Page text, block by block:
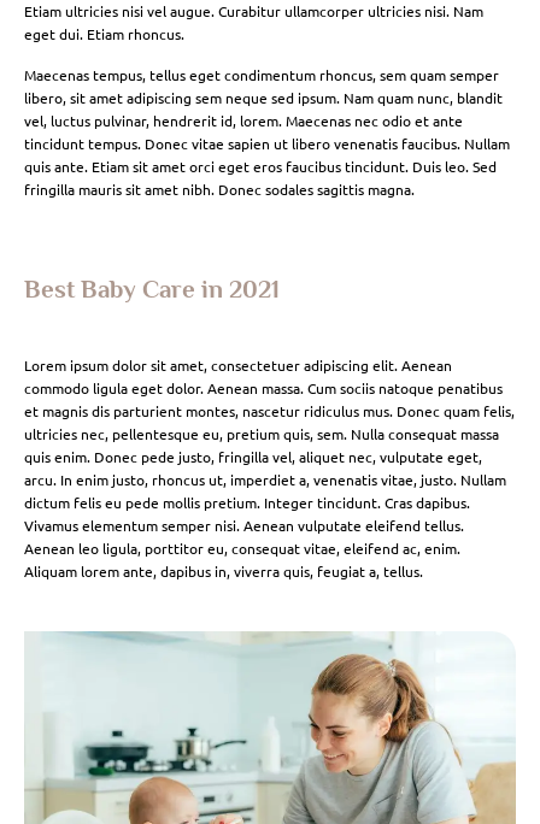
Etiam ultricies nisi vel augue. Curabitur ullamcorper ultricies nisi. Nam
eget dui. Etiam rhoncus.
Maecenas tempus, tellus eget condimentum rhoncus, sem quam semper
libero, sit amet adipiscing sem neque sed ipsum. Nam quam nunc, blandit
vel, luctus pulvinar, hendrerit id, lorem. Maecenas nec odio et ante
tincidunt tempus. Donec vitae sapien ut libero venenatis faucibus. Nullam
quis ante. Etiam sit amet orci eget eros faucibus tincidunt. Duis leo. Sed
fringilla mauris sit amet nibh. Donec sodales sagittis magna.
Best Baby Care in 2021
Lorem ipsum dolor sit amet, consectetuer adipiscing elit. Aenean
commodo ligula eget dolor. Aenean massa. Cum sociis natoque penatibus
et magnis dis parturient montes, nascetur ridiculus mus. Donec quam felis,
ultricies nec, pellentesque eu, pretium quis, sem. Nulla consequat massa
quis enim. Donec pede justo, fringilla vel, aliquet nec, vulputate eget,
arcu. In enim justo, rhoncus ut, imperdiet a, venenatis vitae, justo. Nullam
dictum felis eu pede mollis pretium. Integer tincidunt. Cras dapibus.
Vivamus elementum semper nisi. Aenean vulputate eleifend tellus.
Aenean leo ligula, porttitor eu, consequat vitae, eleifend ac, enim.
Aliquam lorem ante, dapibus in, viverra quis, feugiat a, tellus.